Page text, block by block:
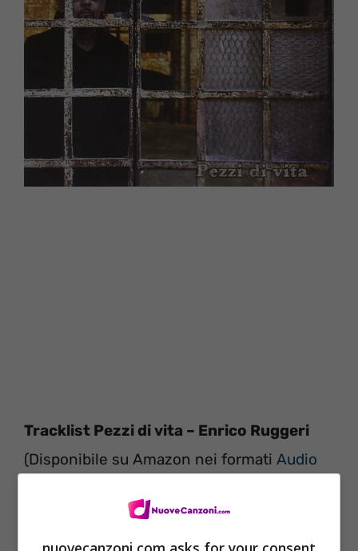
Tracklist Pezzi di vita – Enrico Ruggeri
(Disponibile su Amazon nei formati Audio